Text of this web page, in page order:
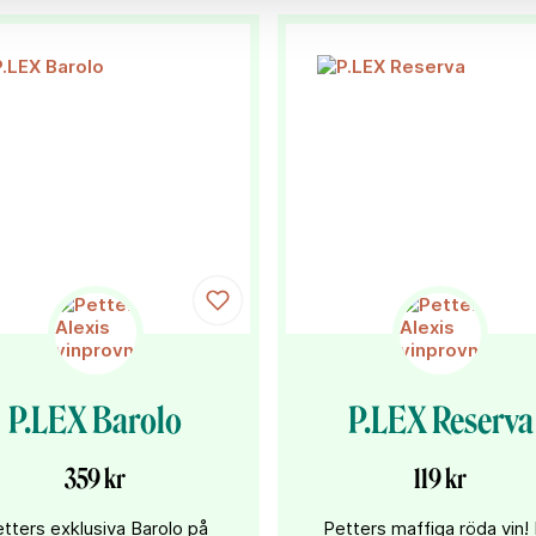
P.LEX Barolo
359 kr
exklusiva Barolo på
P.LEX Reserva
119 kr
Petters maffiga röda vin!